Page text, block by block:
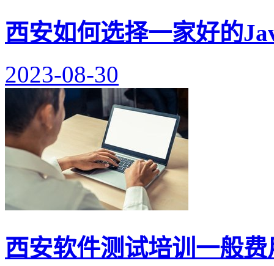
西安如何选择一家好的
2023-08-30
西安软件测试培训一般